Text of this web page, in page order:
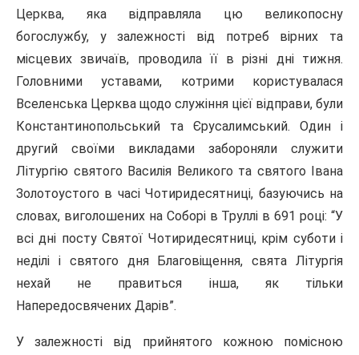
Церква, яка відправляла цю великопосну
богослужбу, у залежності від потреб вірних та
місцевих звичаїв, проводила її в різні дні тижня.
Головними уставами, котрими користувалася
Вселенська Церква щодо служіння цієї відправи, були
Константинопольський та Єрусалимський. Один і
другий своїми викладами забороняли служити
Літургію святого Василія Великого та святого Івана
Золотоустого в часі Чотиридесятниці, базуючись на
словах, виголошених на Соборі в Труллі в 691 році: “У
всі дні посту Святої Чотиридесятниці, крім суботи і
неділі і святого дня Благовіщення, свята Літургія
нехай не правиться інша, як тільки
Напередосвячених Дарів”.
У залежності від прийнятого кожною помісною